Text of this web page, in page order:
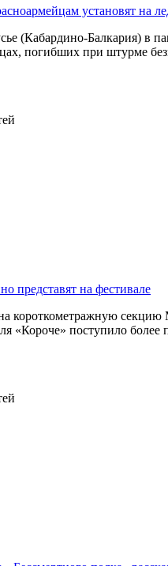
установят на
(Кабардино-Балкария) в
погибших при штурме
представят на фестивале
короткометражную
«Короче» поступило более